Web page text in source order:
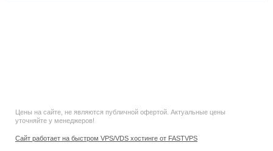
Цены на сайте, не являются публичной офертой. Актуальные цены
уточняйте у менеджеров!
Сайт работает на быстром VPS/VDS хостинге от FASTVPS